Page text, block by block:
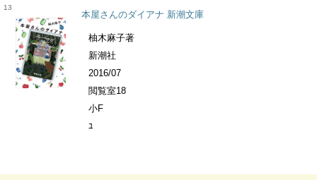
13
本屋さんのダイアナ 新潮文庫
柚木麻子著
新潮社
2016/07
閲覧室18
小F
ﾕ